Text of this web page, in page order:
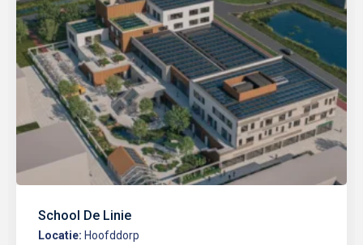
School De Linie
Locatie: Hoofddorp